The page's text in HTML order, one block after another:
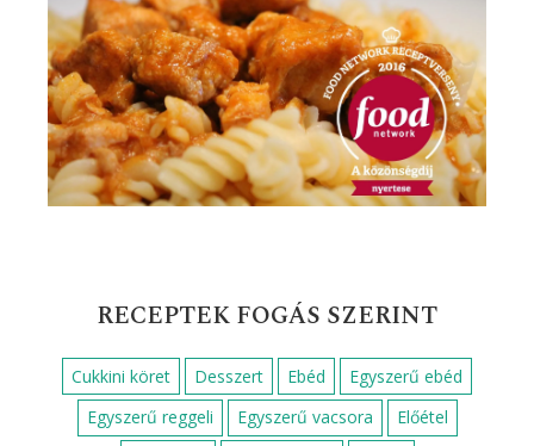
RECEPTEK FOGÁS SZERINT
Cukkini köret Desszert Ebéd
Egyszerű ebéd
Egyszerű reggeli
Egyszerű vacsora
Előétel